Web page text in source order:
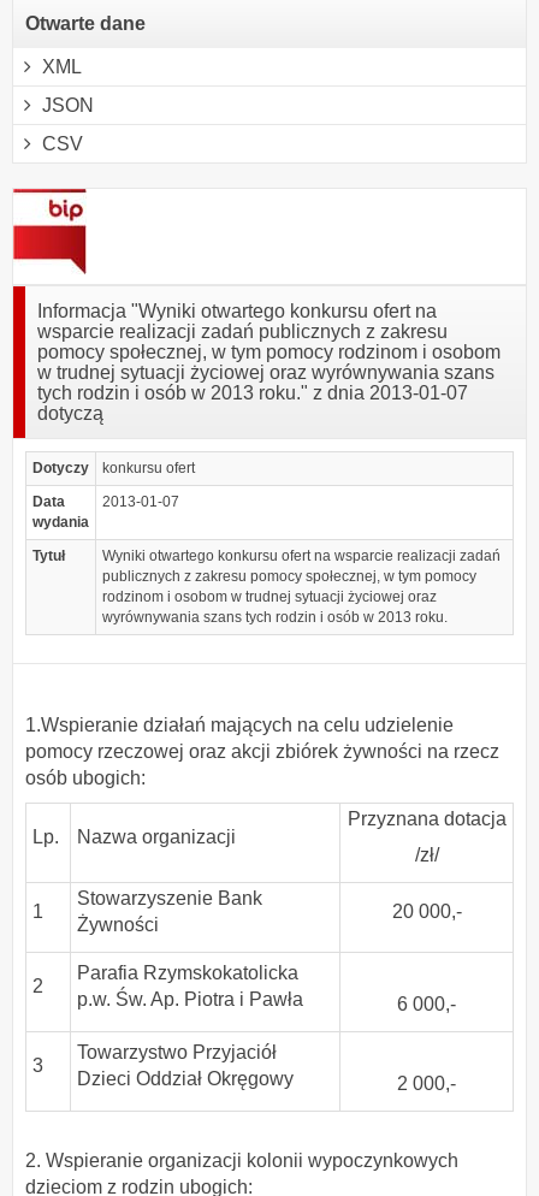
Otwarte dane
XML
JSON
CSV
Informacja "Wyniki otwartego konkursu ofert na
wsparcie realizacji zadań publicznych z zakresu
pomocy społecznej, w tym pomocy rodzinom i osobom
w trudnej sytuacji życiowej oraz wyrównywania szans
tych rodzin i osób w 2013 roku." z dnia 2013-01-07
dotyczą
Dotyczy
konkursu ofert
Data
wydania
2013-01-07
Tytuł
Wyniki otwartego konkursu ofert na wsparcie realizacji zadań
publicznych z zakresu pomocy społecznej, w tym pomocy
rodzinom i osobom w trudnej sytuacji życiowej oraz
wyrównywania szans tych rodzin i osób w 2013 roku.
1.Wspieranie działań mających na celu udzielenie
pomocy rzeczowej oraz akcji zbiórek żywności na rzecz
osób ubogich:
Lp. Nazwa organizacji
Przyznana dotacja
/zł/
1
Stowarzyszenie Bank
Żywności
20 000,-
2
Parafia Rzymskokatolicka
p.w. Św. Ap. Piotra i Pawła
6 000,-
3
Towarzystwo Przyjaciół
Dzieci Oddział Okręgowy
2 000,-
2. Wspieranie organizacji kolonii wypoczynkowych
dzieciom z rodzin ubogich: